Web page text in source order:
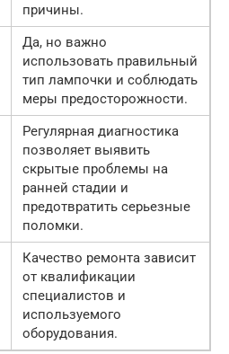
причины.
Да, но важно
использовать правильный
тип лампочки и соблюдать
меры предосторожности.
Регулярная диагностика
позволяет выявить
скрытые проблемы на
ранней стадии и
предотвратить серьезные
поломки.
Качество ремонта зависит
от квалификации
специалистов и
используемого
оборудования.